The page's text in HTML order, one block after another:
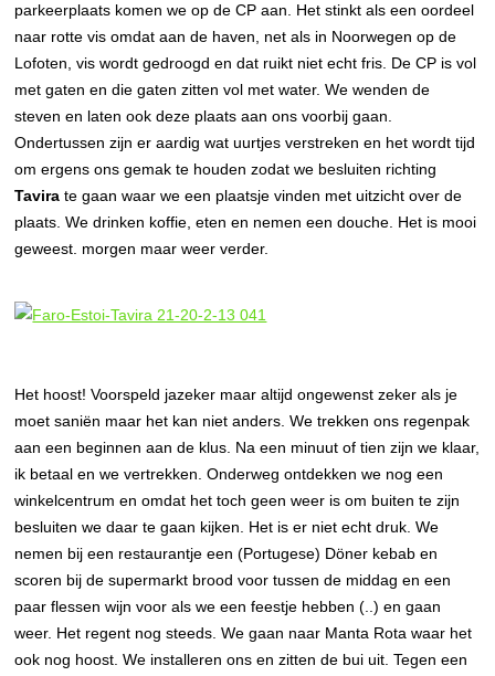
parkeerplaats komen we op de CP aan. Het stinkt als een oordeel
naar rotte vis omdat aan de haven, net als in Noorwegen op de
Lofoten, vis wordt gedroogd en dat ruikt niet echt fris. De CP is vol
met gaten en die gaten zitten vol met water. We wenden de
steven en laten ook deze plaats aan ons voorbij gaan.
Ondertussen zijn er aardig wat uurtjes verstreken en het wordt tijd
om ergens ons gemak te houden zodat we besluiten richting
Tavira te gaan waar we een plaatsje vinden met uitzicht over de
plaats. We drinken koffie, eten en nemen een douche. Het is mooi
geweest. morgen maar weer verder.
Het hoost! Voorspeld jazeker maar altijd ongewenst zeker als je
moet saniën maar het kan niet anders. We trekken ons regenpak
aan een beginnen aan de klus. Na een minuut of tien zijn we klaar,
ik betaal en we vertrekken. Onderweg ontdekken we nog een
winkelcentrum en omdat het toch geen weer is om buiten te zijn
besluiten we daar te gaan kijken. Het is er niet echt druk. We
nemen bij een restaurantje een (Portugese) Döner kebab en
scoren bij de supermarkt brood voor tussen de middag en een
paar flessen wijn voor als we een feestje hebben (..) en gaan
weer. Het regent nog steeds. We gaan naar Manta Rota waar het
ook nog hoost. We installeren ons en zitten de bui uit. Tegen een